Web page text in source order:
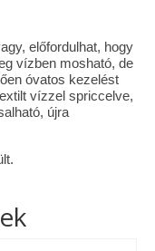
előfordulhat, hogy
vízben mosható, de
óvatos kezelést
vízzel spriccelve,
újra